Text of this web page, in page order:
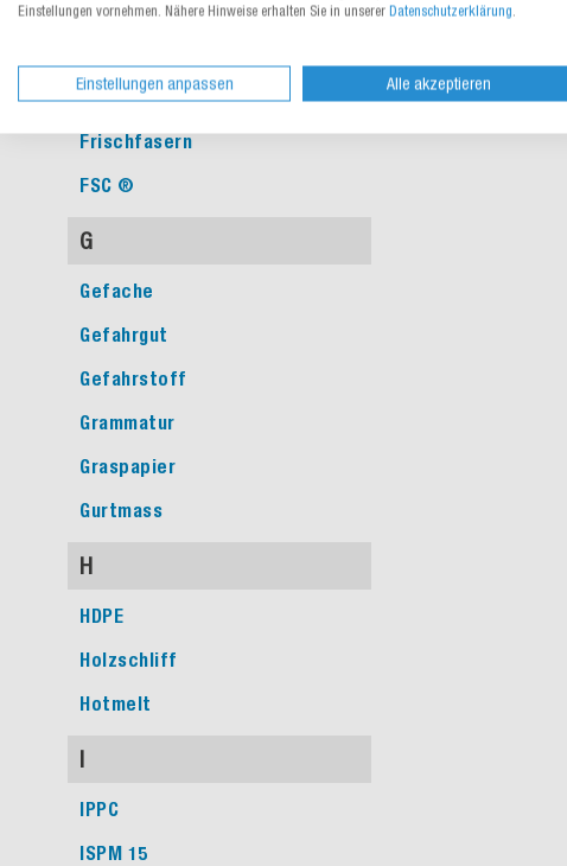
FFP3
Folienstärke
Frischfasern
FSC ®
G
Gefache
Gefahrgut
Gefahrstoff
Grammatur
Graspapier
Gurtmass
H
HDPE
Holzschliff
Hotmelt
I
IPPC
ISPM 15
Einstellungen vornehmen. Nähere Hinweise erhalten Sie in unserer Datenschutzerklärung.
Einstellungen anpassen Alle akzeptieren